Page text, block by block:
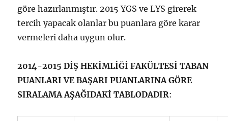
göre hazırlanmıştır. 2015 YGS ve LYS girerek
tercih yapacak olanlar bu puanlara göre karar
vermeleri daha uygun olur.
2014-2015 DİŞ HEKİMLİĞİ FAKÜLTESİ TABAN
PUANLARI VE BAŞARI PUANLARINA GÖRE
SIRALAMA AŞAĞIDAKİ TABLODADIR: